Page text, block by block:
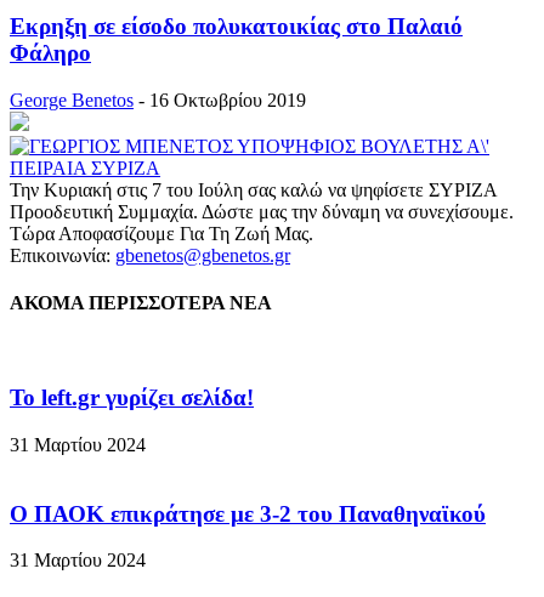
Εκρηξη σε είσοδο πολυκατοικίας στο Παλαιό
Φάληρο
George Benetos - 16 Οκτωβρίου 2019
Την Κυριακή στις 7 του Ιούλη σας καλώ να ψηφίσετε ΣΥΡΙΖΑ
Προοδευτική Συμμαχία. Δώστε μας την δύναμη να συνεχίσουμε.
Τώρα Αποφασίζουμε Για Τη Ζωή Μας.
Επικοινωνία: gbenetos@gbenetos.gr
ΑΚΟΜΑ ΠΕΡΙΣΣΟΤΕΡΑ ΝΕΑ
To left.gr γυρίζει σελίδα!
31 Μαρτίου 2024
Ο ΠΑΟΚ επικράτησε με 3-2 του Παναθηναϊκού
31 Μαρτίου 2024